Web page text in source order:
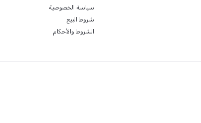
سياسة الخصوصية
شروط البيع
الشروط والأحكام